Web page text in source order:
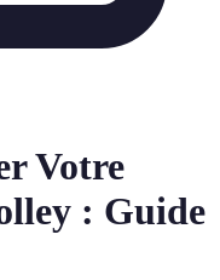
Votre
: Guide